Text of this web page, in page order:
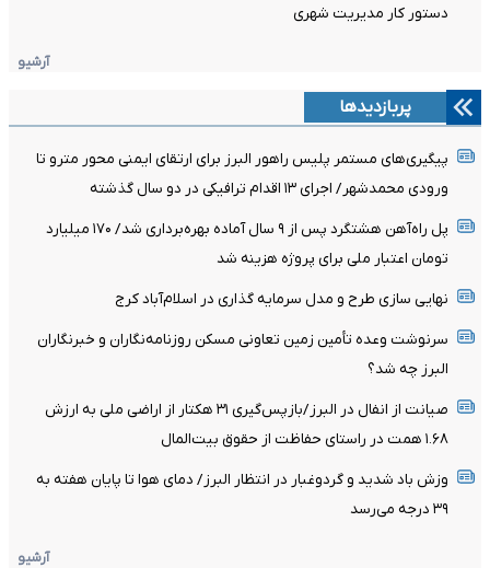
دستور کار مدیریت شهری
آرشیو
پربازدیدها
پیگیری‌های مستمر پلیس راهور البرز برای ارتقای ایمنی محور مترو تا
ورودی محمدشهر/ اجرای ۱۳ اقدام ترافیکی در دو سال گذشته
پل راه‌آهن هشتگرد پس از ۹ سال آماده بهره‌برداری شد/ ۱۷۰ میلیارد
تومان اعتبار ملی برای پروژه هزینه شد
نهایی سازی طرح و مدل سرمایه گذاری در اسلام‌آباد کرج
سرنوشت وعده تأمین زمین تعاونی مسکن روزنامه‌نگاران و خبرنگاران
البرز چه شد؟
صیانت از انفال در البرز/بازپس‌گیری ۳۱ هکتار از اراضی ملی به ارزش
۱.۶۸ همت در راستای حفاظت از حقوق بیت‌المال
وزش باد شدید و گردوغبار در انتظار البرز/ دمای هوا تا پایان هفته به
۳۹ درجه می‌رسد
آرشیو